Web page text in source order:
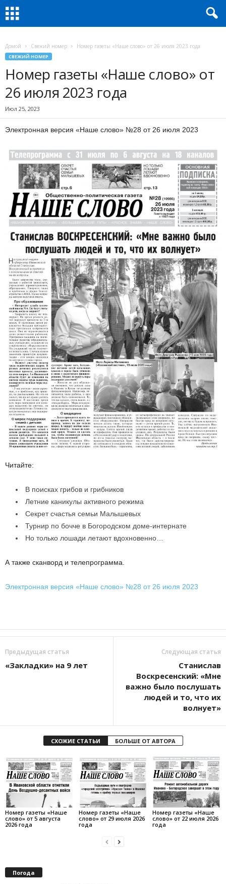
Домой Свежий номер Номер газеты «Наше слово» от 26 июля 2023 года
СВЕЖИЙ НОМЕР
Номер газеты «Наше слово» от
26 июля 2023 года
Июл 25, 2023
Электронная версия «Наше слово» №28 от 26 июля 2023
Читайте:
В поисках грибов и грибников
Летние каникулы активного режима
Секрет счастья семьи Малышевых
Турнир по бочче в Богородском доме-интернате
Но только лошади летают вдохновенно…
А также сканворд и телепрограмма.
Электронная версия «Наше слово» №28 от 26 июля 2023
Предыдущая статья
«Закладки» на 9 лет
Следующая статья
Станислав
Воскресенский: «Мне
важно было послушать
людей и то, что их
волнует»
СХОЖИЕ СТАТЬИ БОЛЬШЕ ОТ АВТОРА
Номер газеты «Наше
слово» от 5 августа
2026 года
Номер газеты «Наше
слово» от 29 июля 2026
года
Номер газеты «Наше
слово» от 22 июля 2026
года
Погода